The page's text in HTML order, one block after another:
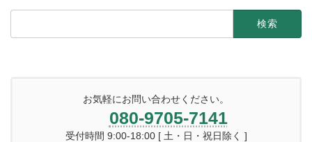
検
お気軽にお問い合わせください。
080-9705-7141
受付時間 9:00-18:00 [ 土・日・祝日除く ]